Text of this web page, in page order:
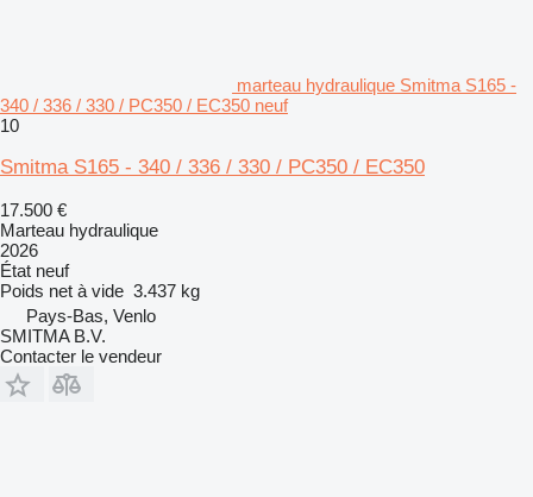
marteau hydraulique Smitma S165 -
340 / 336 / 330 / PC350 / EC350 neuf
10
Smitma S165 - 340 / 336 / 330 / PC350 / EC350
17.500 €
Marteau hydraulique
2026
État neuf
Poids net à vide 3.437 kg
Pays-Bas, Venlo
SMITMA B.V.
Contacter le vendeur